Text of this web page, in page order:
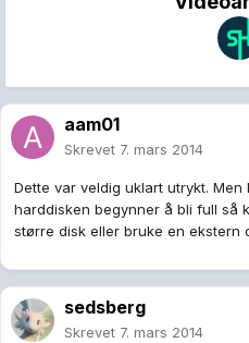
aam01
Skrevet 7. mars 2014
Dette var veldig uklart utrykt.
harddisken begynner å bli full så
større disk eller bruke en ekstern
sedsberg
Skrevet 7. mars 2014